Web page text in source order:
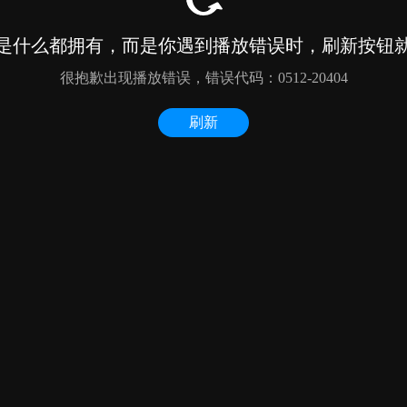
什么都拥有，而是你遇到播放错误时，刷新按钮
很抱歉出现播放错误，错误代码：0512-20404
刷新